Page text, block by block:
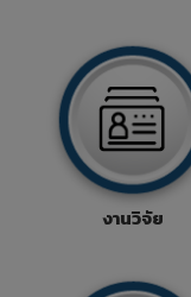
งานวิจัย